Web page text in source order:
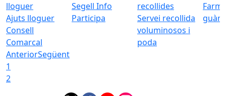
Ajuts lloguer
Consell
Comarcal
Segell Info
Participa
Servei recollida
voluminosos i
poda
AnteriorSegüent
1
2